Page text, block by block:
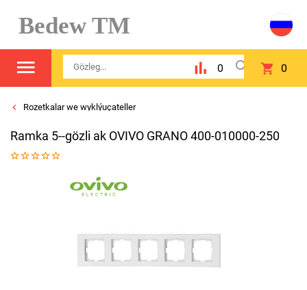
Bedew TM
0 0
Rozetkalar we wyklýuçateller
Ramka 5--gözli ak OVIVO GRANO 400-010000-250